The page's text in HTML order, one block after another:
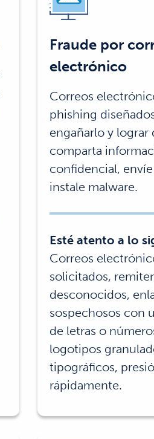
Fraude por
electrónico
Correos
phishing
engañarlo y lograr
comparta
confidencial,
instale malware.
Esté atento a lo
Correos
solicitados,
desconocidos,
sospechosos con
de letras o
logotipos
tipográficos,
rápidamente.